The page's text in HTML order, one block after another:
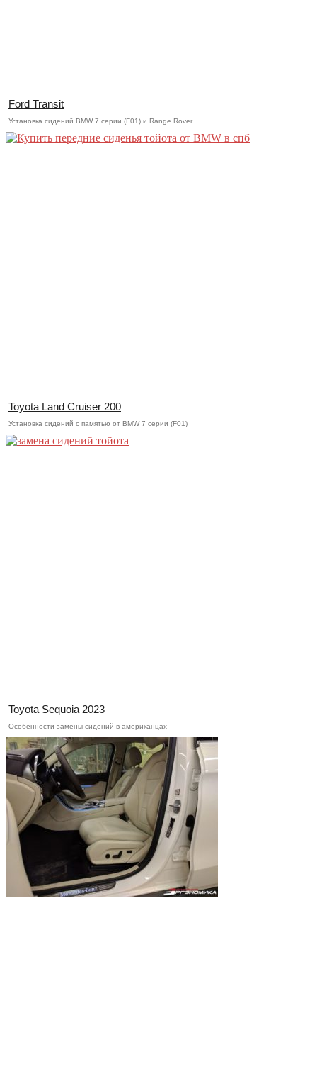
Ford Transit
Установка сидений BMW 7 серии (F01) и Range Rover
Toyota Land Cruiser 200
Установка сидений с памятью от BMW 7 серии (F01)
Toyota Sequoia 2023
Особенности замены сидений в американцах